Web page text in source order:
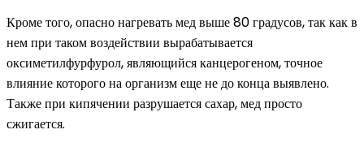
Кроме того, опасно нагревать мед выше 80 градусов, так как в
нем при таком воздействии вырабатывается
оксиметилфурфурол, являющийся канцерогеном, точное
влияние которого на организм еще не до конца выявлено.
Также при кипячении разрушается сахар, мед просто
сжигается.